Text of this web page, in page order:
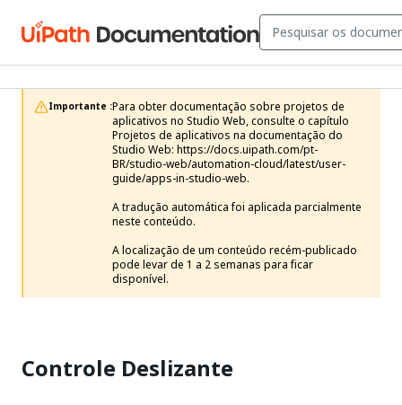
Importante :Para obter documentação sobre projetos de
aplicativos no Studio Web, consulte o capítulo
Projetos de aplicativos na documentação do
Studio Web: https://docs.uipath.com/pt-
BR/studio-web/automation-cloud/latest/user-
guide/apps-in-studio-web.
A tradução automática foi aplicada parcialmente
neste conteúdo.
A localização de um conteúdo recém-publicado
pode levar de 1 a 2 semanas para ficar
disponível.
Controle Deslizante